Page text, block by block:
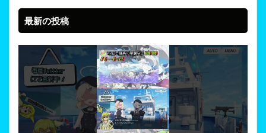
最新の投稿